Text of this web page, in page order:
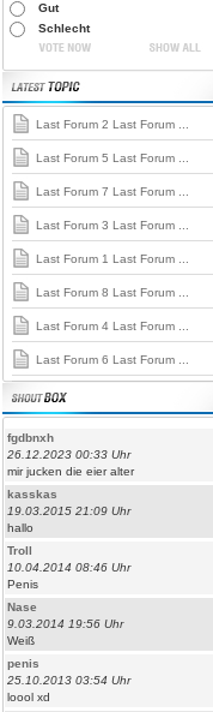
Gut
Schlecht
Last Forum 2 Last Forum ...
Last Forum 5 Last Forum ...
Last Forum 7 Last Forum ...
Last Forum 3 Last Forum ...
Last Forum 1 Last Forum ...
Last Forum 8 Last Forum ...
Last Forum 4 Last Forum ...
Last Forum 6 Last Forum ...
fgdbnxh
26.12.2023 00:33 Uhr
mir jucken die eier alter
kasskas
19.03.2015 21:09 Uhr
hallo
Troll
10.04.2014 08:46 Uhr
Penis
Nase
9.03.2014 19:56 Uhr
Weiß
penis
25.10.2013 03:54 Uhr
loool xd